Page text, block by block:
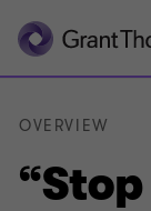
OVERVIEW